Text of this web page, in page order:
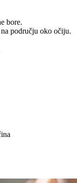
bore.
na području oko očiju.